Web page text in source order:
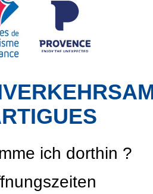
ich dorthin ?